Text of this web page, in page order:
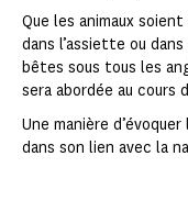
Que les animaux
dans l’assiette ou
bêtes sous tous les
sera abordée au
Une manière
dans son lien avec la